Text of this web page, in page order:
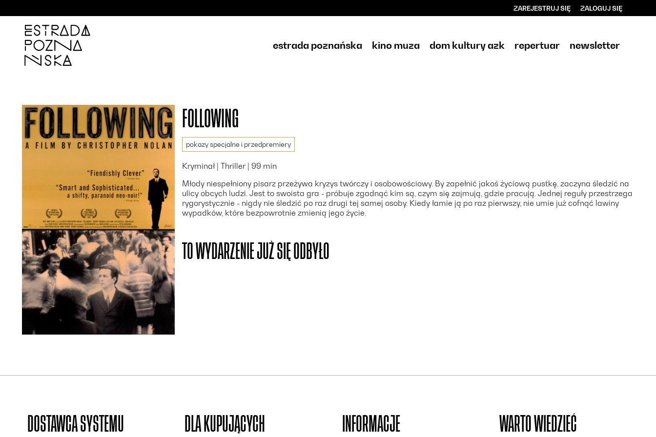
ZAREJESTRUJ SIĘ ZALOGUJ SIĘ
estrada poznańska kino muza dom kultury azk repertuar newsletter
FOLLOWING
pokazy specjalne i przedpremiery
Kryminał | Thriller | 99 min
Młody niespełniony pisarz przeżywa kryzys twórczy i osobowościowy. By zapełnić jakoś życiową pustkę, zaczyna śledzić na
ulicy obcych ludzi. Jest to swoista gra - próbuje zgadnąć kim są, czym się zajmują, gdzie pracują. Jednej reguły przestrzega
rygorystycznie - nigdy nie śledzić po raz drugi tej samej osoby. Kiedy łamie ją po raz pierwszy, nie umie już cofnąć lawiny
wypadków, które bezpowrotnie zmienią jego życie.
TO WYDARZENIE JUŻ SIĘ ODBYŁO
DOSTAWCA SYSTEMU DLA KUPUJĄCYCH INFORMACJE WARTO WIEDZIEĆ